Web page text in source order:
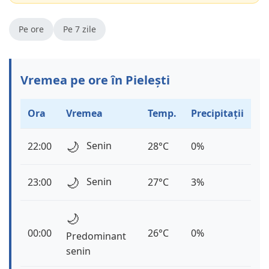
Pe ore Pe 7 zile
Vremea pe ore în Pielești
Ora Vremea Temp. Precipitații
22:00 🌙 Senin 28°C 0%
23:00 🌙 Senin 27°C 3%
00:00
🌙
Predominant
senin
26°C 0%